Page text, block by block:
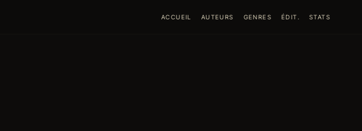
ACCUEIL AUTEURS GENRES ÉDIT. STATS